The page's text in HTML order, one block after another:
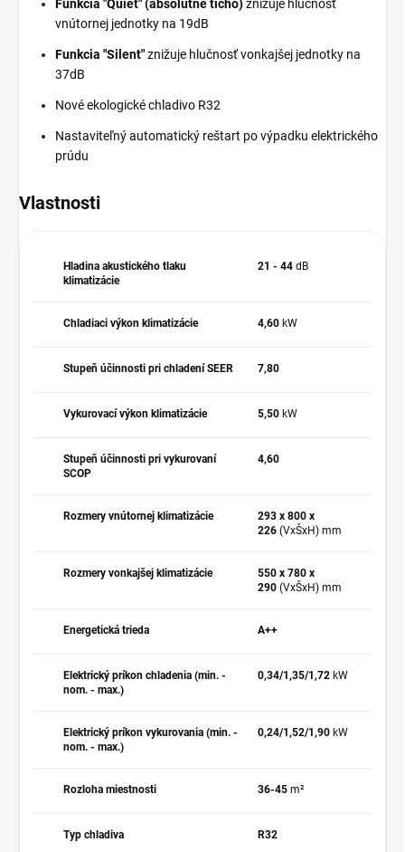
Funkcia "Quiet" (absolútne ticho)znižuje hlučnosť
vnútornej jednotky na 19dB
Funkcia "Silent"znižuje hlučnosť vonkajšej jednotky na
37dB
Nové ekologické chladivo R32
Nastaviteľný automatický reštart po výpadku elektrického
prúdu
Vlastnosti
Hladina akustického tlaku
klimatizácie
21 - 44 dB
Chladiaci výkon klimatizácie 4,60 kW
Stupeň účinnosti pri chladení SEER 7,80
Vykurovací výkon klimatizácie 5,50 kW
Stupeň účinnosti pri vykurovaní
SCOP
4,60
Rozmery vnútornej klimatizácie
293 x 800 x
226 (VxŠxH) mm
Rozmery vonkajšej klimatizácie
550 x 780 x
290 (VxŠxH) mm
Energetická trieda A++
Elektrický príkon chladenia (min. -
nom. - max.)
0,34/1,35/1,72 kW
Elektrický príkon vykurovania (min. -
nom. - max.)
0,24/1,52/1,90 kW
Rozloha miestnosti 36-45 m²
Typ chladiva R32